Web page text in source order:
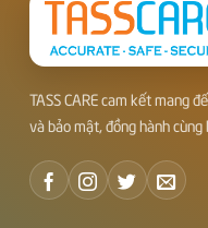
TASS CARE cam kết mang
và bảo mật, đồng hành